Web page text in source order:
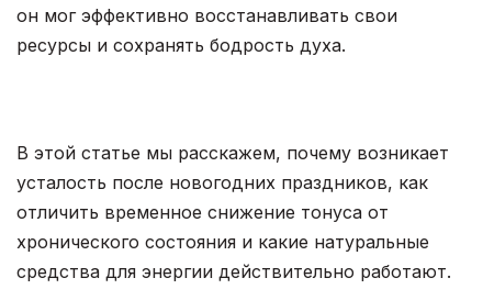
он мог эффективно восстанавливать свои
ресурсы и сохранять бодрость духа.
В этой статье мы расскажем, почему возникает
усталость после новогодних праздников, как
отличить временное снижение тонуса от
хронического состояния и какие натуральные
средства для энергии действительно работают.